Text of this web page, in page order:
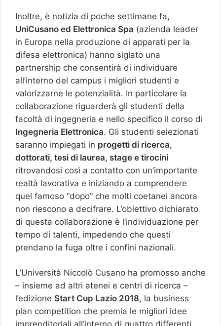
Inoltre, è notizia di poche settimane fa,
UniCusano ed Elettronica Spa (azienda leader
in Europa nella produzione di apparati per la
difesa elettronica) hanno siglato una
partnership che consentirà di individuare
all’interno del campus i migliori studenti e
valorizzarne le potenzialità. In particolare la
collaborazione riguarderà gli studenti della
facoltà di ingegneria e nello specifico il corso di
Ingegneria Elettronica. Gli studenti selezionati
saranno impiegati in progetti di ricerca,
dottorati, tesi di laurea, stage e tirocini
ritrovandosi così a contatto con un’importante
realtà lavorativa e iniziando a comprendere
quel famoso “dopo” che molti coetanei ancora
non riescono a decifrare. L’obiettivo dichiarato
di questa collaborazione è l’individuazione per
tempo di talenti, impedendo che questi
prendano la fuga oltre i confini nazionali.
L’Università Niccolò Cusano ha promosso anche
– insieme ad altri atenei e centri di ricerca –
l’edizione Start Cup Lazio 2018, la business
plan competition che premia le migliori idee